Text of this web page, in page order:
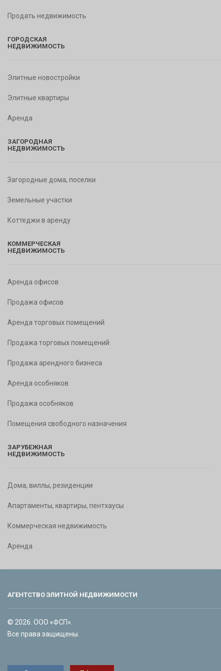
Продать недвижимость
ГОРОДСКАЯ
НЕДВИЖИМОСТЬ
Элитные новостройки
Элитные квартиры
Аренда
ЗАГОРОДНАЯ
НЕДВИЖИМОСТЬ
Загородные дома, поселки
Земельные участки
Коттеджи в аренду
КОММЕРЧЕСКАЯ
НЕДВИЖИМОСТЬ
Аренда офисов
Продажа офисов
Аренда торговых помещений
Продажа торговых помещений
Продажа арендного бизнеса
Аренда особняков
Продажа особняков
Помещения свободного назначения
ЗАРУБЕЖНАЯ
НЕДВИЖИМОСТЬ
Дома, виллы, резиденции
Апартаменты, квартиры, пентхаусы
Коммерческая недвижимость
Аренда
АГЕНТСТВО ЭЛИТНОЙ НЕДВИЖИМОСТИ
© 2026. ООО «ФСП».
Все права защищены.